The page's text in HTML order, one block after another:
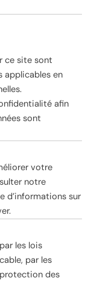
ce site sont
applicables en
afin
sont
votre
notre
d’informations sur
les lois
par les
des